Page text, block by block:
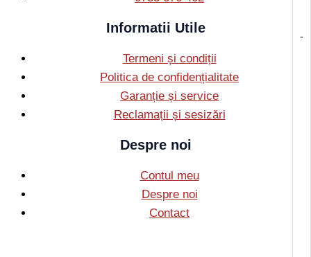
-
Informatii Utile
Termeni și condiții
Politica de confidențialitate
Garanție și service
Reclamații și sesizări
Despre noi
Contul meu
Despre noi
Contact